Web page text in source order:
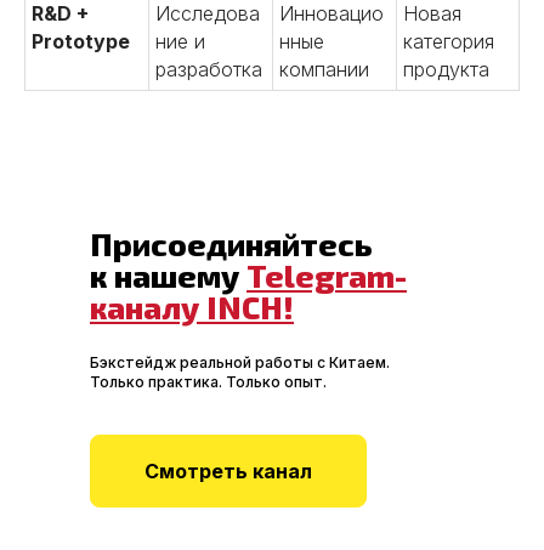
R&D +
Prototype
Исследова
ние и
разработка
Инновацио
нные
компании
Новая
категория
продукта
Бэкстейдж реальной работы с Китаем.
Только практика. Только опыт.
Присоединяйтесь
к нашему Telegram-
каналу INCH!
Смотреть канал